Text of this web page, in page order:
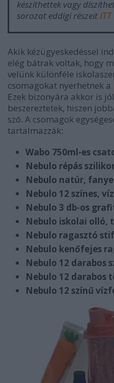
készíthettek vagy
sorozat eddigi részeitITT
Akik kézügyeskedéssel
elég bátrak voltak, hogy
velünk különféle
csomagokat nyerhetnek a
Ezek bizonyára akkor is
beszereztetek, hiszen
szó. A csomagok
tartalmazzák:
Wabo 750ml-es
Nebulo répás
Nebulo natúr,
Nebulo 12 színes,
Nebulo 3 db-os
Nebulo iskolai olló,
Nebulo ragasztó
Nebulo kenőfejes
Nebulo 12 darabos
Nebulo 12 darabos
Nebulo 12 színű